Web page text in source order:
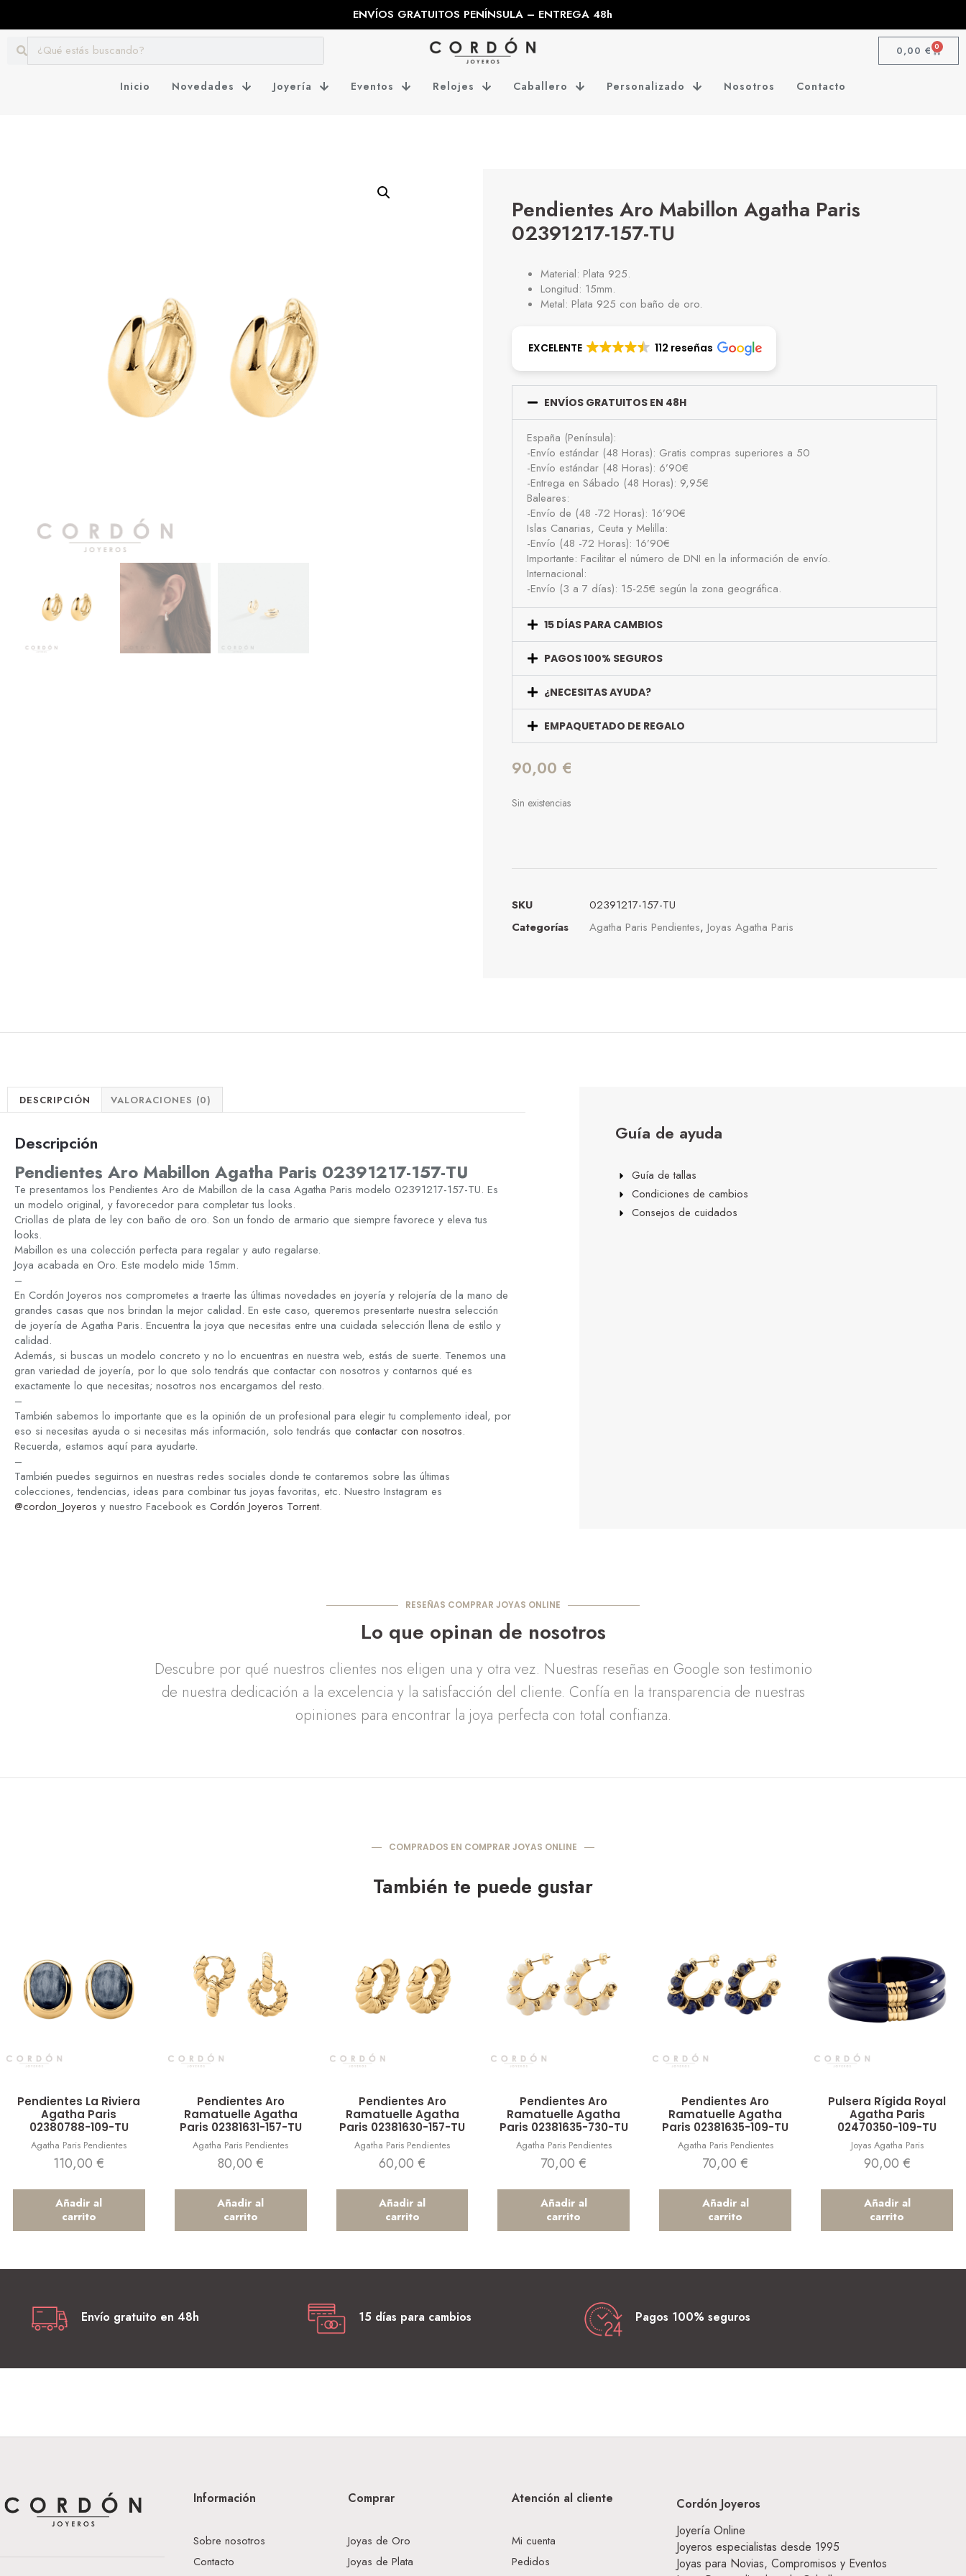
ENVÍOS GRATUITOS PENÍNSULA – ENTREGA 48h
0,00 € 0
Inicio Novedades Joyería Eventos Relojes Caballero Personalizado Nosotros Contacto
Pendientes Aro Mabillon Agatha Paris
02391217-157-TU
Material: Plata 925.
Longitud: 15mm.
Metal: Plata 925 con baño de oro.
EXCELENTE 112 reseñas
ENVÍOS GRATUITOS EN 48H
España (Península):
-Envío estándar (48 Horas): Gratis compras superiores a 50
-Envío estándar (48 Horas): 6’90€
-Entrega en Sábado (48 Horas): 9,95€
Baleares:
-Envío de (48 -72 Horas): 16’90€
Islas Canarias, Ceuta y Melilla:
-Envío (48 -72 Horas): 16’90€
Importante: Facilitar el número de DNI en la información de envío.
Internacional:
-Envío (3 a 7 días): 15-25€ según la zona geográfica.
15 DÍAS PARA CAMBIOS
PAGOS 100% SEGUROS
¿NECESITAS AYUDA?
EMPAQUETADO DE REGALO
90,00 €
Sin existencias
SKU
02391217-157-TU
Categorías
Agatha Paris Pendientes, Joyas Agatha Paris
DESCRIPCIÓN VALORACIONES (0)
Descripción
Pendientes Aro Mabillon Agatha Paris 02391217-157-TU
Te presentamos los Pendientes Aro de Mabillon de la casa Agatha Paris modelo 02391217-157-TU. Es
un modelo original, y favorecedor para completar tus looks.
Criollas de plata de ley con baño de oro. Son un fondo de armario que siempre favorece y eleva tus
looks.
Mabillon es una colección perfecta para regalar y auto regalarse.
Joya acabada en Oro. Este modelo mide 15mm.
–
En Cordón Joyeros nos comprometes a traerte las últimas novedades en joyería y relojería de la mano de
grandes casas que nos brindan la mejor calidad. En este caso, queremos presentarte nuestra selección
de joyería de Agatha Paris. Encuentra la joya que necesitas entre una cuidada selección llena de estilo y
calidad.
Además, si buscas un modelo concreto y no lo encuentras en nuestra web, estás de suerte. Tenemos una
gran variedad de joyería, por lo que solo tendrás que contactar con nosotros y contarnos qué es
exactamente lo que necesitas; nosotros nos encargamos del resto.
–
También sabemos lo importante que es la opinión de un profesional para elegir tu complemento ideal, por
eso si necesitas ayuda o si necesitas más información, solo tendrás que contactar con nosotros.
Recuerda, estamos aquí para ayudarte.
–
También puedes seguirnos en nuestras redes sociales donde te contaremos sobre las últimas
colecciones, tendencias, ideas para combinar tus joyas favoritas, etc. Nuestro Instagram es
@cordon_Joyeros y nuestro Facebook es Cordón Joyeros Torrent.
Guía de ayuda
Guía de tallas
Condiciones de cambios
Consejos de cuidados
RESEÑAS COMPRAR JOYAS ONLINE
Lo que opinan de nosotros
Descubre por qué nuestros clientes nos eligen una y otra vez. Nuestras reseñas en Google son testimonio
de nuestra dedicación a la excelencia y la satisfacción del cliente. Confía en la transparencia de nuestras
opiniones para encontrar la joya perfecta con total confianza.
COMPRADOS EN COMPRAR JOYAS ONLINE
También te puede gustar
Pendientes La Riviera
Agatha Paris
02380788-109-TU
Agatha Paris Pendientes
110,00€
Añadir al
carrito
Pendientes Aro
Ramatuelle Agatha
Paris 02381631-157-TU
Agatha Paris Pendientes
80,00 €
Añadir al
carrito
Pendientes Aro
Ramatuelle Agatha
Paris 02381630-157-TU
Agatha Paris Pendientes
60,00€
Añadir al
carrito
Pendientes Aro
Ramatuelle Agatha
Paris 02381635-730-TU
Agatha Paris Pendientes
70,00€
Añadir al
carrito
Pendientes Aro
Ramatuelle Agatha
Paris 02381635-109-TU
Agatha Paris Pendientes
70,00€
Añadir al
carrito
Pulsera Rígida Royal
Agatha Paris
02470350-109-TU
Joyas Agatha Paris
90,00 €
Añadir al
carrito
Envío gratuito en 48h 15 días para cambios Pagos 100% seguros
Información
Sobre nosotros
Contacto
Comprar
Joyas de Oro
Joyas de Plata
Atención al cliente
Mi cuenta
Pedidos
Cordón Joyeros
Joyería Online
Joyeros especialistas desde 1995
Joyas para Novias, Compromisos y Eventos